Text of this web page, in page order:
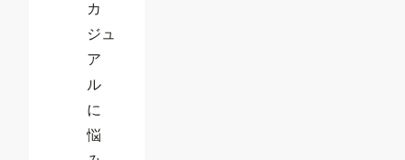
カ
ジュ
ア
ル
に
悩